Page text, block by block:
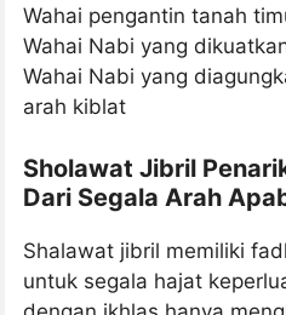
Wahai pengantin tanah
Wahai Nabi yang
Wahai Nabi yang
arah kiblat
Sholawat Jibril
Dari Segala Arah
Shalawat jibril memiliki
untuk segala hajat